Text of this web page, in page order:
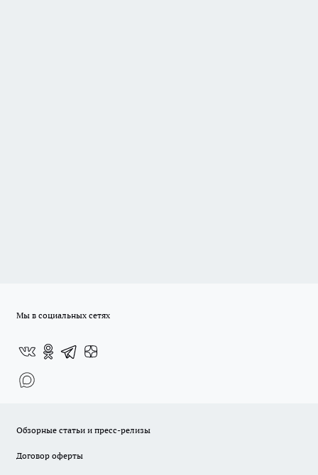
Мы в социальных сетях
Обзорные статьи и пресс-релизы
Договор оферты